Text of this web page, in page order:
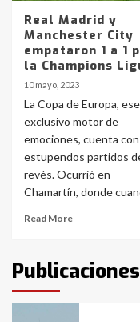
Real Madrid y
Manchester City
empataron 1 a 1
la Champions
10 mayo, 2023
La Copa de Europa, ese
exclusivo motor de
emociones, cuenta con
estupendos partidos
revés. Ocurrió en
Chamartín, donde
Read More
4
5
Los
6
La
Blanca
con
de la
fueron
tarde